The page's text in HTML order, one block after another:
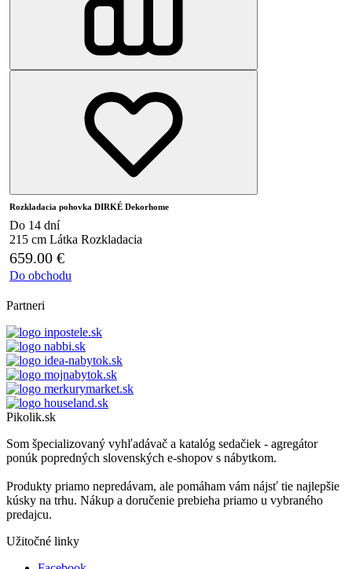
Rozkladacia pohovka DIRKÉ Dekorhome
Do 14 dní
215 cm Látka Rozkladacia
659.00 €
Do obchodu
Partneri
Pikolik.sk
Som špecializovaný vyhľadávač a katalóg sedačiek - agregátor
ponúk popredných slovenských e-shopov s nábytkom.
Produkty priamo nepredávam, ale pomáham vám nájsť tie najlepšie
kúsky na trhu. Nákup a doručenie prebieha priamo u vybraného
predajcu.
Užitočné linky